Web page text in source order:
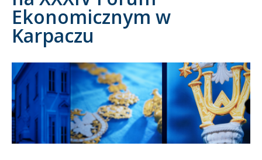
Kandydat
Absolwent
Ekonomicznym w
Karpaczu